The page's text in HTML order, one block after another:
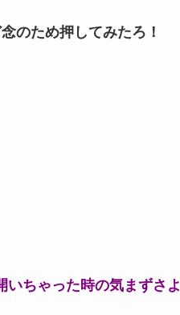
のため押してみたろ！
ちゃった時の気まずさよ